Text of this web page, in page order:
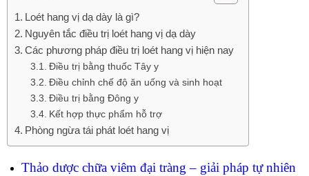
Loét hang vị dạ dày là gì?
Nguyên tắc điều trị loét hang vị dạ dày
Các phương pháp điều trị loét hang vị hiện nay
Điều trị bằng thuốc Tây y
Điều chỉnh chế độ ăn uống và sinh hoạt
Điều trị bằng Đông y
Kết hợp thực phẩm hỗ trợ
Phòng ngừa tái phát loét hang vị
Thảo dược chữa viêm đại tràng – giải pháp tự nhiên